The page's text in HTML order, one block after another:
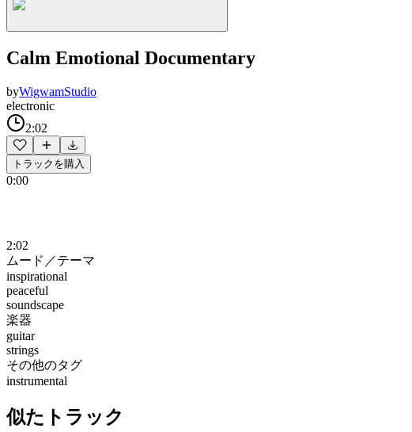
Calm Emotional Documentary
byWigwamStudio
electronic
2:02
トラックを購入
0:00
2:02
ムード／テーマ
inspirational
peaceful
soundscape
楽器
guitar
strings
その他のタグ
instrumental
似たトラック